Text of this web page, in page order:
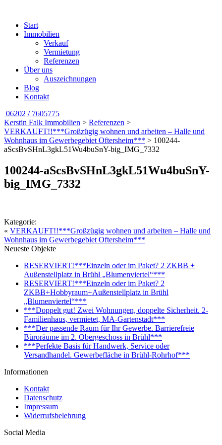
Start
Immobilien
Verkauf
Vermietung
Referenzen
Über uns
Auszeichnungen
Blog
Kontakt
06202 / 7605775
Kerstin Falk Immobilien > Referenzen >
VERKAUFT!!***Großzügig wohnen und arbeiten – Halle und
Wohnhaus im Gewerbegebiet Oftersheim*** > 100244-
aScsBvSHnL3gkL51Wu4buSnY-big_IMG_7332
100244-aScsBvSHnL3gkL51Wu4buSnY-
big_IMG_7332
Kategorie:
« VERKAUFT!!***Großzügig wohnen und arbeiten – Halle und
Wohnhaus im Gewerbegebiet Oftersheim***
Neueste Objekte
RESERVIERT!***Einzeln oder im Paket? 2 ZKBB +
Außenstellplatz in Brühl „Blumenviertel“***
RESERVIERT!***Einzeln oder im Paket? 2
ZKBB+Hobbyraum+Außenstellplatz in Brühl
„Blumenviertel“***
***Doppelt gut! Zwei Wohnungen, doppelte Sicherheit. 2-
Familienhaus, vermietet, MA-Gartenstadt***
***Der passende Raum für Ihr Gewerbe. Barrierefreie
Büroräume im 2. Obergeschoss in Brühl***
***Perfekte Basis für Handwerk, Service oder
Versandhandel. Gewerbefläche in Brühl-Rohrhof***
Informationen
Kontakt
Datenschutz
Impressum
Widerrufsbelehrung
Social Media